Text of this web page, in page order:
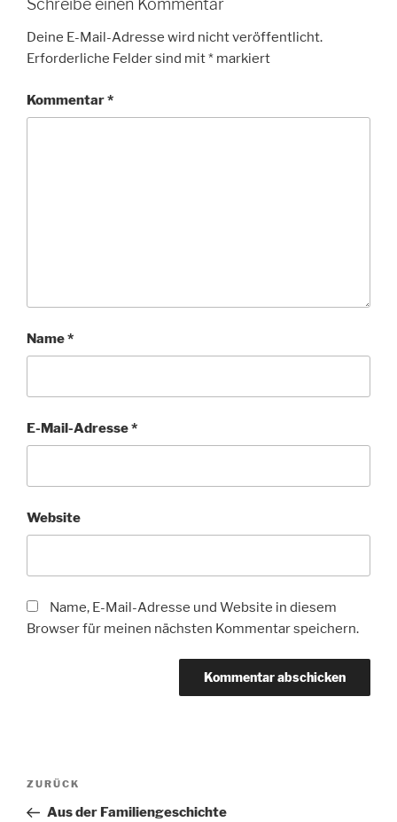
Schreibe einen Kommentar
Deine E-Mail-Adresse wird nicht veröffentlicht.
Erforderliche Felder sind mit* markiert
Kommentar*
Name*
E-Mail-Adresse*
Website
Name, E-Mail-Adresse und Website in diesem
Browser für meinen nächsten Kommentar speichern.
Beitragsnavigation
Vorheriger
Beitrag
ZURÜCK
Aus der Familiengeschichte